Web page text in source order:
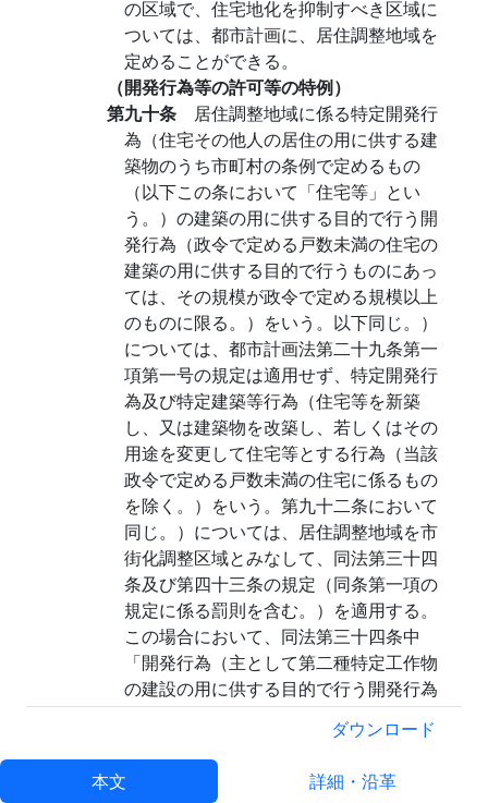
の区域で、住宅地化を抑制すべき区域に
ついては、都市計画に、居住調整地域を
定めることができる。
（開発行為等の許可等の特例）
第九十条 居住調整地域に係る特定開発行
為（住宅その他人の居住の用に供する建
築物のうち市町村の条例で定めるもの
（以下この条において「住宅等」とい
う。）の建築の用に供する目的で行う開
発行為（政令で定める戸数未満の住宅の
建築の用に供する目的で行うものにあっ
ては、その規模が政令で定める規模以上
のものに限る。）をいう。以下同じ。）
については、都市計画法第二十九条第一
項第一号の規定は適用せず、特定開発行
為及び特定建築等行為（住宅等を新築
し、又は建築物を改築し、若しくはその
用途を変更して住宅等とする行為（当該
政令で定める戸数未満の住宅に係るもの
を除く。）をいう。第九十二条において
同じ。）については、居住調整地域を市
街化調整区域とみなして、同法第三十四
条及び第四十三条の規定（同条第一項の
規定に係る罰則を含む。）を適用する。
この場合において、同法第三十四条中
「開発行為（主として第二種特定工作物
の建設の用に供する目的で行う開発行為
を除く。）」とあるのは「都市再生特別
措置法第九十条に規定する特定開発行
為」と、「次の各号」とあるのは「第十
号又は第十二号から第十四号まで」と、
ダウンロード
本文 詳細・沿革